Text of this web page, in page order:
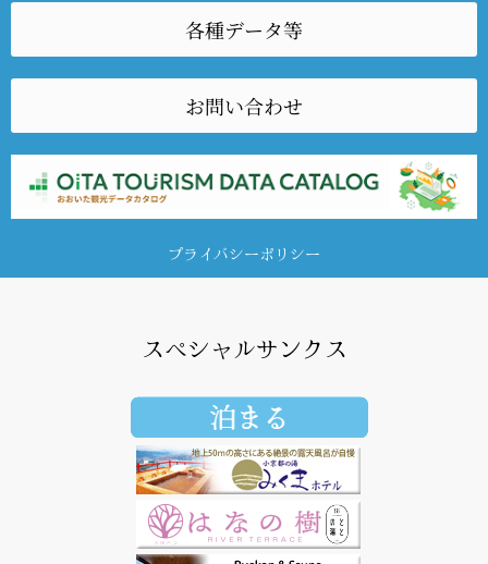
各種データ等
お問い合わせ
プライバシーポリシー
スペシャルサンクス